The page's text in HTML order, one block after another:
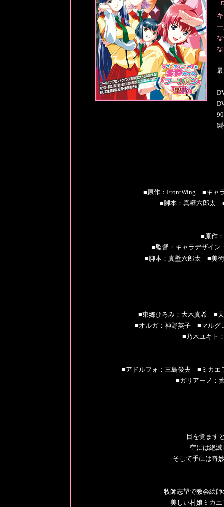
■原作：FrontWing ■キャ
■脚本：真壁六郎太
■原作
■監督・キャラデザイン
■脚本：真壁六郎太 ■美
■東郷ひろみ：大木真希 ■
■オルガ：神野英子 ■マルグ
■乃木ユキト
■アドルフォ：三島俊夫 ■ミカエ
■ガリアーノ：
目を覚ます
空には絶
そして手には奇
牧師志望で教会絵
美しい村娘ミカ